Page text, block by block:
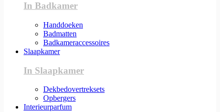
In Badkamer
Handdoeken
Badmatten
Badkameraccessoires
Slaapkamer
In Slaapkamer
Dekbedovertreksets
Opbergers
Interieurparfum